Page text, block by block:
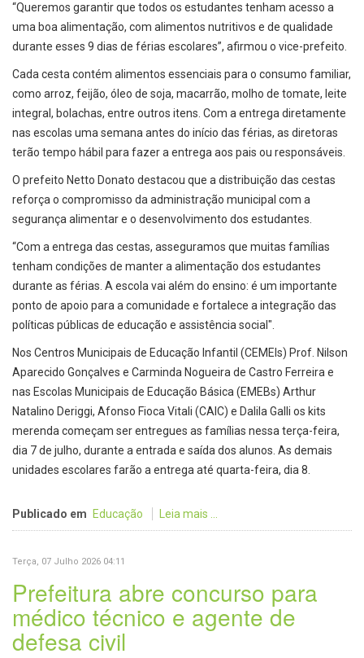
“Queremos garantir que todos os estudantes tenham acesso a
uma boa alimentação, com alimentos nutritivos e de qualidade
durante esses 9 dias de férias escolares”, afirmou o vice-prefeito.
Cada cesta contém alimentos essenciais para o consumo familiar,
como arroz, feijão, óleo de soja, macarrão, molho de tomate, leite
integral, bolachas, entre outros itens. Com a entrega diretamente
nas escolas uma semana antes do início das férias, as diretoras
terão tempo hábil para fazer a entrega aos pais ou responsáveis.
O prefeito Netto Donato destacou que a distribuição das cestas
reforça o compromisso da administração municipal com a
segurança alimentar e o desenvolvimento dos estudantes.
“Com a entrega das cestas, asseguramos que muitas famílias
tenham condições de manter a alimentação dos estudantes
durante as férias. A escola vai além do ensino: é um importante
ponto de apoio para a comunidade e fortalece a integração das
políticas públicas de educação e assistência social".
Nos Centros Municipais de Educação Infantil (CEMEIs) Prof. Nilson
Aparecido Gonçalves e Carminda Nogueira de Castro Ferreira e
nas Escolas Municipais de Educação Básica (EMEBs) Arthur
Natalino Deriggi, Afonso Fioca Vitali (CAIC) e Dalila Galli os kits
merenda começam ser entregues as famílias nessa terça-feira,
dia 7 de julho, durante a entrada e saída dos alunos. As demais
unidades escolares farão a entrega até quarta-feira, dia 8.
Publicado em Educação Leia mais ...
Terça, 07 Julho 2026 04:11
Prefeitura abre concurso para
médico técnico e agente de
defesa civil